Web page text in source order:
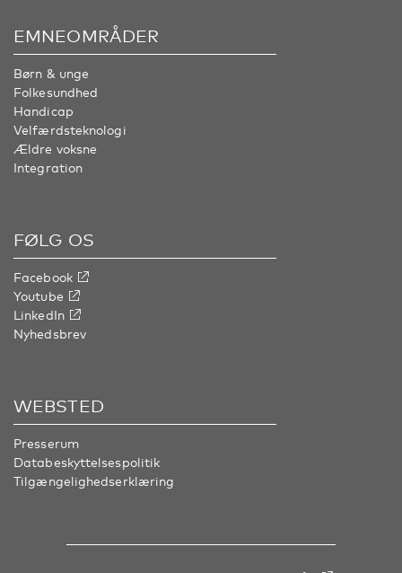
EMNEOMRÅDER
Børn & unge
Folkesundhed
Handicap
Velfærdsteknologi
Ældre voksne
Integration
FØLG OS
Facebook
Youtube
LinkedIn
Nyhedsbrev
WEBSTED
Presserum
Databeskyttelsespolitik
Tilgængelighedserklæring